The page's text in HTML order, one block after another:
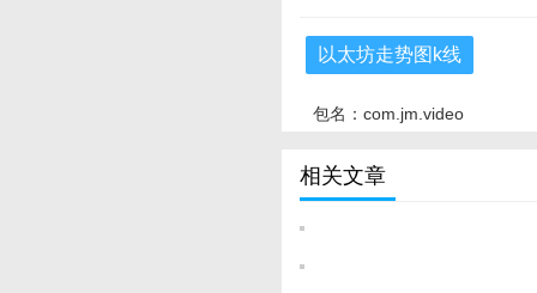
以太坊走势图k线
包名：com.jm.video
相关文章